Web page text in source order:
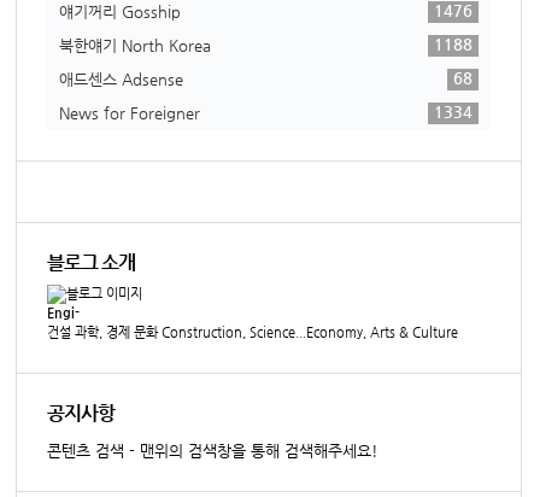
얘기꺼리 Gosship
1476
북한얘기 North Korea
1188
애드센스 Adsense
68
News for Foreigner
1334
블로그 소개
Engi-
건설 과학, 경제 문화 Construction, Science...Economy, Arts & Culture
공지사항
콘텐츠 검색 - 맨위의 검색창을 통해 검색해주세요!